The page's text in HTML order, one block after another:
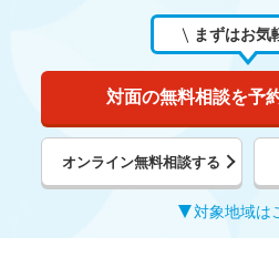
まずはお気
対面の無料相談を予
オンライン無料相談する
対象地域は